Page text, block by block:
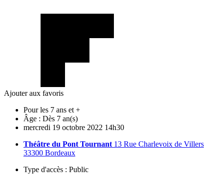
Ajouter aux favoris
Pour les 7 ans et +
Âge : Dès 7 an(s)
mercredi 19 octobre 2022 14h30
Théâtre du Pont Tournant 13 Rue Charlevoix de Villers
33300 Bordeaux
Type d'accès : Public